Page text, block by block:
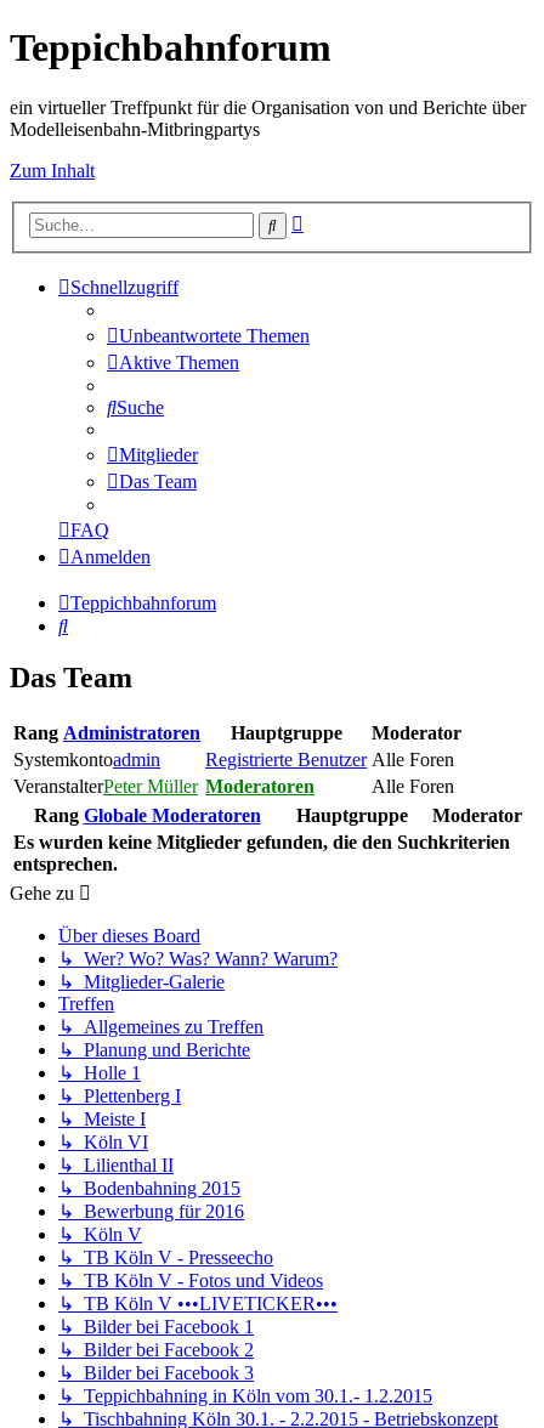
Teppichbahnforum
ein virtueller Treffpunkt für die Organisation von und Berichte über
Modelleisenbahn-Mitbringpartys
Zum Inhalt
Suche
Schnellzugriff
Unbeantwortete Themen
Aktive Themen
Suche
Mitglieder
Das Team
FAQ
Anmelden
Teppichbahnforum
Suche
Das Team
Rang Administratoren Hauptgruppe
Moderator
Systemkontoadmin Registrierte Benutzer Alle Foren
VeranstalterPeter Müller Moderatoren
Alle Foren
Rang Globale Moderatoren Hauptgruppe
Moderator
Es wurden keine Mitglieder gefunden, die den Suchkriterien
entsprechen.
Gehe zu
Über dieses Board
↳ Wer? Wo? Was? Wann? Warum?
↳ Mitglieder-Galerie
Treffen
↳ Allgemeines zu Treffen
↳ Planung und Berichte
↳ Holle 1
↳ Plettenberg I
↳ Meiste I
↳ Köln VI
↳ Lilienthal II
↳ Bodenbahning 2015
↳ Bewerbung für 2016
↳ Köln V
↳ TB Köln V - Presseecho
↳ TB Köln V - Fotos und Videos
↳ TB Köln V •••LIVETICKER•••
↳ Bilder bei Facebook 1
↳ Bilder bei Facebook 2
↳ Bilder bei Facebook 3
↳ Teppichbahning in Köln vom 30.1.- 1.2.2015
↳ Tischbahning Köln 30.1. - 2.2.2015 - Betriebskonzept